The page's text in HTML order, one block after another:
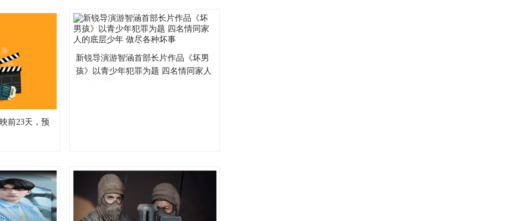
前23天，预
新锐导演游智涵首部长片作品《坏男
孩》以青少年犯罪为题 四名情同家人